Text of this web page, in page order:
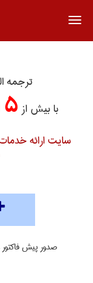
ترجمه
با بیش از
سایت ارائه
صدور پیش